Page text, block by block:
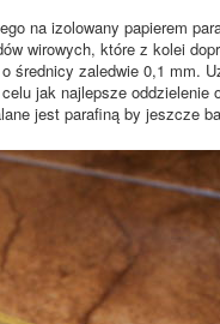
na izolowany papierem
wirowych, które z kolei
zaledwie 0,1 mm.
jak najlepsze oddzielenie
jest parafiną by jeszcze